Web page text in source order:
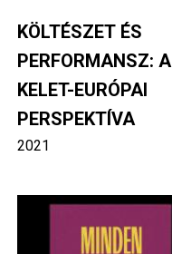
KÖLTÉSZET ÉS
PERFORMANSZ: A
KELET-EURÓPAI
PERSPEKTÍVA
2021
Image